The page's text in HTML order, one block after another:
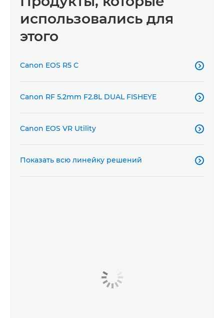
использовались для
этого
Canon EOS R5 C 
Canon RF 5.2mm F2.8L DUAL FISHEYE 
Canon EOS VR Utility 
Показать всю линейку решений 